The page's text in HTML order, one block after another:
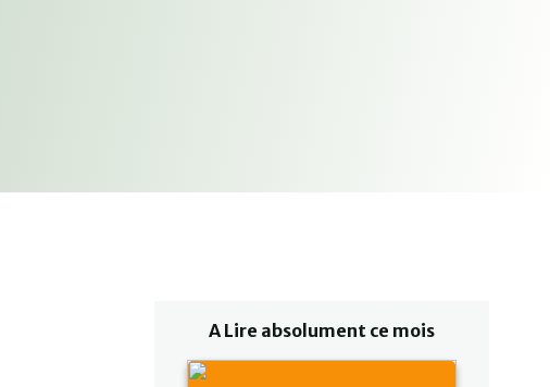
A Lire absolument ce mois